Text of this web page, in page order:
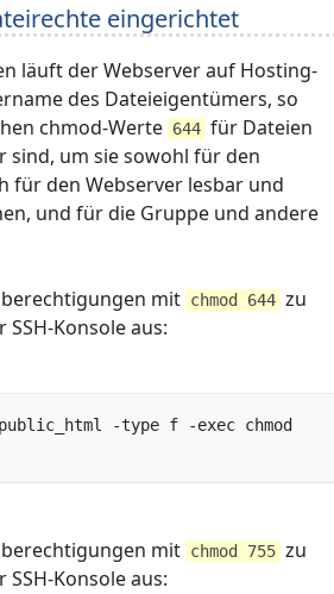
eingerichtet
läuft der Webserver auf Hosting-
des Dateieigentümers, so
chmod-Werte 644 für Dateien
sind, um sie sowohl für den
für den Webserver lesbar und
und für die Gruppe und andere
mit chmod 644 zu
Konsole aus:
-type f -exec chmod
mit chmod 755 zu
Konsole aus: